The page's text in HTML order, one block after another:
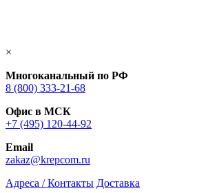
×
Многоканальный по РФ
8 (800) 333‑21-68
Офис в МСК
+7 (495) 120-44-92
Email
zakaz@krepcom.ru
Адреса / Контакты Доставка